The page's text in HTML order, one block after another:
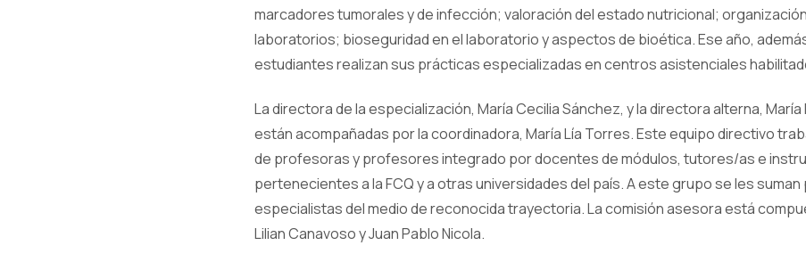
marcadores tumorales y de infección; valoración del estado nutricional;
laboratorios; bioseguridad en el laboratorio y aspectos de bioética. Ese año,
estudiantes realizan sus prácticas especializadas en centros asistenciales
La directora de la especialización, María Cecilia Sánchez, y la directora alterna, María
están acompañadas por la coordinadora, María Lía Torres. Este equipo directivo
de profesoras y profesores integrado por docentes de módulos, tutores/as e
pertenecientes a la FCQ y a otras universidades del país. A este grupo se les
especialistas del medio de reconocida trayectoria. La comisión asesora está
Lilian Canavoso y Juan Pablo Nicola.